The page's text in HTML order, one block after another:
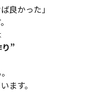
良かった」
”
ます。